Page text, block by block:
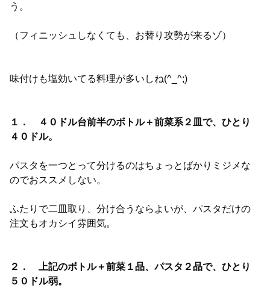
う。
（フィニッシュしなくても、お替り攻勢が来るゾ）
味付けも塩効いてる料理が多いしね(^_^;)
１． ４０ドル台前半のボトル＋前菜系２皿で、ひとり
４０ドル。
パスタを一つとって分けるのはちょっとばかりミジメな
のでおススメしない。
ふたりで二皿取り、分け合うならよいが、パスタだけの
注文もオカシイ雰囲気。
２． 上記のボトル＋前菜１品、パスタ２品で、ひとり
５０ドル弱。